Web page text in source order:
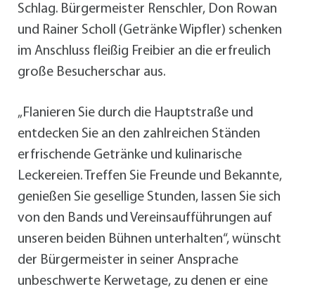
Schlag. Bürgermeister Renschler, Don Rowan
und Rainer Scholl (Getränke Wipfler) schenken
im Anschluss fleißig Freibier an die erfreulich
große Besucherschar aus.
„Flanieren Sie durch die Hauptstraße und
entdecken Sie an den zahlreichen Ständen
erfrischende Getränke und kulinarische
Leckereien. Treffen Sie Freunde und Bekannte,
genießen Sie gesellige Stunden, lassen Sie sich
von den Bands und Vereinsaufführungen auf
unseren beiden Bühnen unterhalten“, wünscht
der Bürgermeister in seiner Ansprache
unbeschwerte Kerwetage, zu denen er eine